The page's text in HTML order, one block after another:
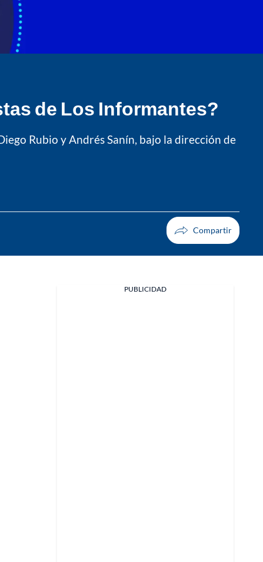
de Los Informantes?
Rubio y Andrés Sanín, bajo la dirección de
PUBLICIDAD